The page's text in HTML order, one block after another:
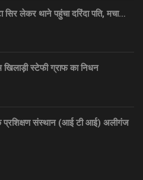
सिर लेकर थाने पहुंचा दरिंदा पति, मचा…
खिलाड़ी स्टेफी ग्राफ का निधन
प्रशिक्षण संस्थान (आई टी आई) अलीगंज